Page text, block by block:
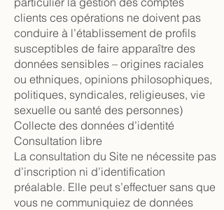
clients ces opérations ne doivent pas
conduire à l’établissement de profils
susceptibles de faire apparaître des
données sensibles – origines raciales
ou ethniques, opinions philosophiques,
politiques, syndicales, religieuses, vie
sexuelle ou santé des personnes)
Collecte des données d’identité
Consultation libre
La consultation du Site ne nécessite pas
d’inscription ni d’identification
préalable. Elle peut s’effectuer sans que
vous ne communiquiez de données